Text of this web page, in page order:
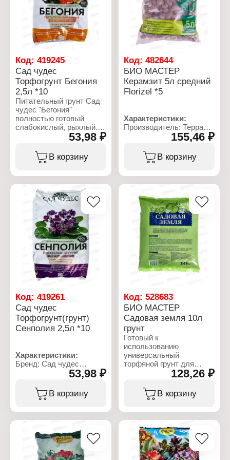
крупный
Объем: 2 л
Обеспечивает хорошую
всхожесть семян и
развитие растений, а
также их адаптацию при
высадке в открытый
грунт.
Характеристики:
Производитель:
Агросинтез
Бренд: Удачный сезон
земля"
Объем: 5 л
Код: 419245
Сад чудес
Торфогрунт Бегония
2,5л *10
Питательный грунт Сад
чудес "Бегония"
полностью готовый
слабокислый, рыхлый.
Особенно эффективен
бегоний, бальзаминов,
глоксиний, фуксий,
фиттоний, кливий,
сансевьер и
хлорофитумов. В состав
входит перлит.
Характеристики:
Бренд: Сад чудес
Тип товара: Грунт
Название: "Бегония"
Назначение: для
бегоний, бальзаминов,
глоксиний, фуксий,
пилей, пеларгоний,
плющей, фит
Свойства: слабокислый
Объем: 2,5 л
53,98 ₽
В корзину
Код:482644
БИО МАСТЕР
Керамзит 5л средний
Florizel *5
Характеристики:
Производитель: Терра
Тип товара: Дренаж
Вид: керамзитовый
155,46 ₽
В корзину
Код: 419261
Сад чудес
Торфогрунт(грунт)
Сенполия 2,5л *10
Характеристики:
Бренд: Сад чудес
Тип товара: Грунт
Название: "Сенполия"
Назначение: для
сенполий, алоказий,
Свойства: слабокислый
Объем: 2,5 л
53,98 ₽
В корзину
Код:528683
БИО МАСТЕР
Садовая земля 10л
грунт
Готовый к
использованию
универсальный
торфяной грунт для
выращивания овощей,
других культур, их
рассады. Содержит
Гарантирует здоровую
рассаду, повышает
урожайность.
128,26 ₽
В корзину